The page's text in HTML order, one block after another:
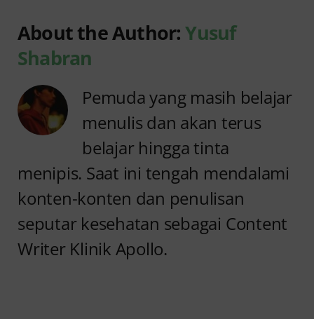
About the Author:Yusuf
Shabran
Pemuda yang masih belajar
menulis dan akan terus
belajar hingga tinta
menipis. Saat ini tengah mendalami
konten-konten dan penulisan
seputar kesehatan sebagai Content
Writer Klinik Apollo.